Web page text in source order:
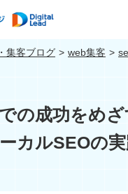
集客ブログ web集客
の成功をめ
カルSEOの